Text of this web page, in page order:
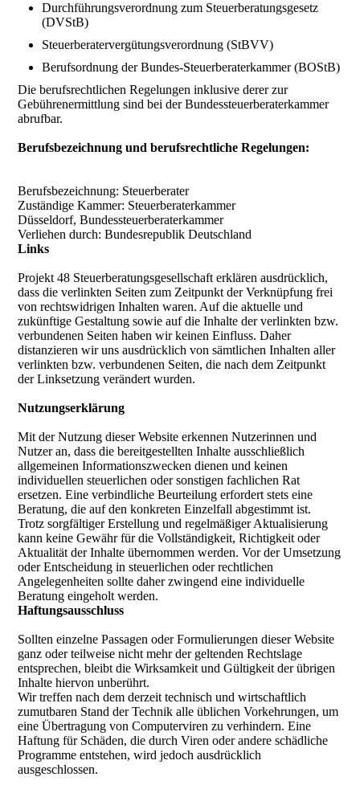
Durchführungsverordnung zum Steuerberatungsgesetz
(DVStB)
Steuerberatervergütungsverordnung (StBVV)
Berufsordnung der Bundes-Steuerberaterkammer (BOStB)
Die berufsrechtlichen Regelungen inklusive derer zur
Gebührenermittlung sind bei der Bundessteuerberaterkammer
abrufbar.
Berufsbezeichnung und berufsrechtliche Regelungen:
Berufsbezeichnung: Steuerberater
Zuständige Kammer: Steuerberaterkammer
Düsseldorf, Bundessteuerberaterkammer
Verliehen durch: Bundesrepublik Deutschland
Links
Projekt 48 Steuerberatungsgesellschaft erklären ausdrücklich,
dass die verlinkten Seiten zum Zeitpunkt der Verknüpfung frei
von rechtswidrigen Inhalten waren. Auf die aktuelle und
zukünftige Gestaltung sowie auf die Inhalte der verlinkten bzw.
verbundenen Seiten haben wir keinen Einfluss. Daher
distanzieren wir uns ausdrücklich von sämtlichen Inhalten aller
verlinkten bzw. verbundenen Seiten, die nach dem Zeitpunkt
der Linksetzung verändert wurden.
Nutzungserklärung
Mit der Nutzung dieser Website erkennen Nutzerinnen und
Nutzer an, dass die bereitgestellten Inhalte ausschließlich
allgemeinen Informationszwecken dienen und keinen
individuellen steuerlichen oder sonstigen fachlichen Rat
ersetzen. Eine verbindliche Beurteilung erfordert stets eine
Beratung, die auf den konkreten Einzelfall abgestimmt ist.
Trotz sorgfältiger Erstellung und regelmäßiger Aktualisierung
kann keine Gewähr für die Vollständigkeit, Richtigkeit oder
Aktualität der Inhalte übernommen werden. Vor der Umsetzung
oder Entscheidung in steuerlichen oder rechtlichen
Angelegenheiten sollte daher zwingend eine individuelle
Beratung eingeholt werden.
Haftungsausschluss
Sollten einzelne Passagen oder Formulierungen dieser Website
ganz oder teilweise nicht mehr der geltenden Rechtslage
entsprechen, bleibt die Wirksamkeit und Gültigkeit der übrigen
Inhalte hiervon unberührt.
Wir treffen nach dem derzeit technisch und wirtschaftlich
zumutbaren Stand der Technik alle üblichen Vorkehrungen, um
eine Übertragung von Computerviren zu verhindern. Eine
Haftung für Schäden, die durch Viren oder andere schädliche
Programme entstehen, wird jedoch ausdrücklich
ausgeschlossen.